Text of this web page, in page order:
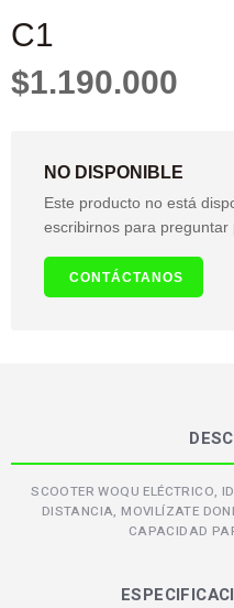
C1
$1.190.000
NO DISPONIBLE
Este producto no está
escribirnos para preguntar
CONTÁCTANOS
SCOOTER WOQU ELÉCTRICO,
DISTANCIA, MOVILÍZATE
CAPACIDAD